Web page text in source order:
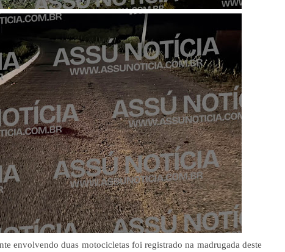
envolvendo duas motocicletas foi registrado na madrugada deste